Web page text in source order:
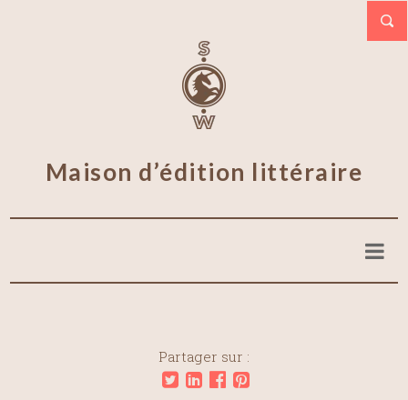
Maison d’édition littéraire
Partager sur :